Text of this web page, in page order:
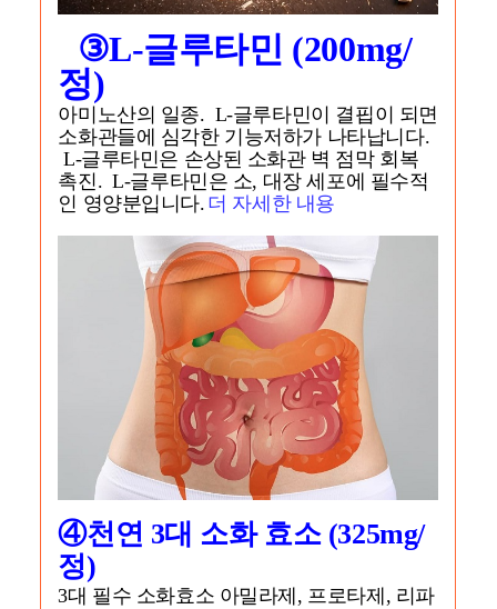
③L-글루타민 (200mg/
정)
아미노산의 일종. L-글루타민이 결핍이 되면
소화관들에 심각한 기능저하가 나타납니다.
L-글루타민은 손상된 소화관 벽 점막 회복
촉진. L-글루타민은 소, 대장 세포에 필수적
인 영양분입니다. 더 자세한 내용
④천연 3대 소화 효소 (325mg/
정)
3대 필수 소화효소 아밀라제, 프로타제, 리파